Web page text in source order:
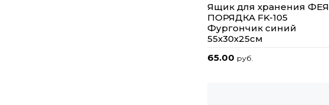
Ящик для хранения ФЕЯ
ПОРЯДКА FK-105
Фургончик синий
55х30х25см
65.00 руб.